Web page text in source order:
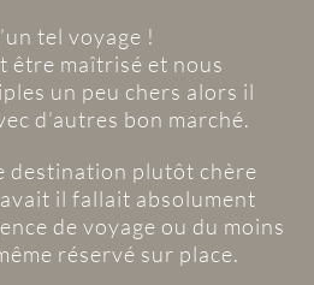
tel voyage !
être maîtrisé et nous
un peu chers alors il
d’autres bon marché.
destination plutôt chère
il fallait absolument
de voyage ou du moins
réservé sur place.